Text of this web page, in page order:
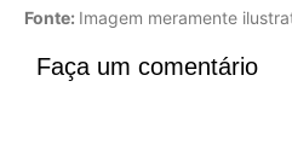
Fonte: Imagem meramente
Faça um comentário